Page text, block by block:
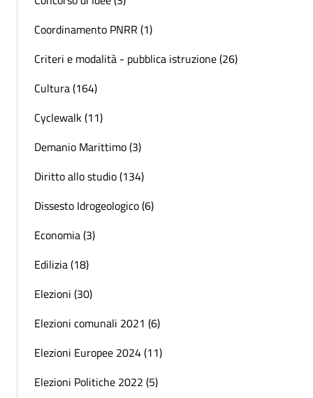
Coordinamento PNRR (1)
Criteri e modalità - pubblica istruzione (26)
Cultura (164)
Cyclewalk (11)
Demanio Marittimo (3)
Diritto allo studio (134)
Dissesto Idrogeologico (6)
Economia (3)
Edilizia (18)
Elezioni (30)
Elezioni comunali 2021 (6)
Elezioni Europee 2024 (11)
Elezioni Politiche 2022 (5)